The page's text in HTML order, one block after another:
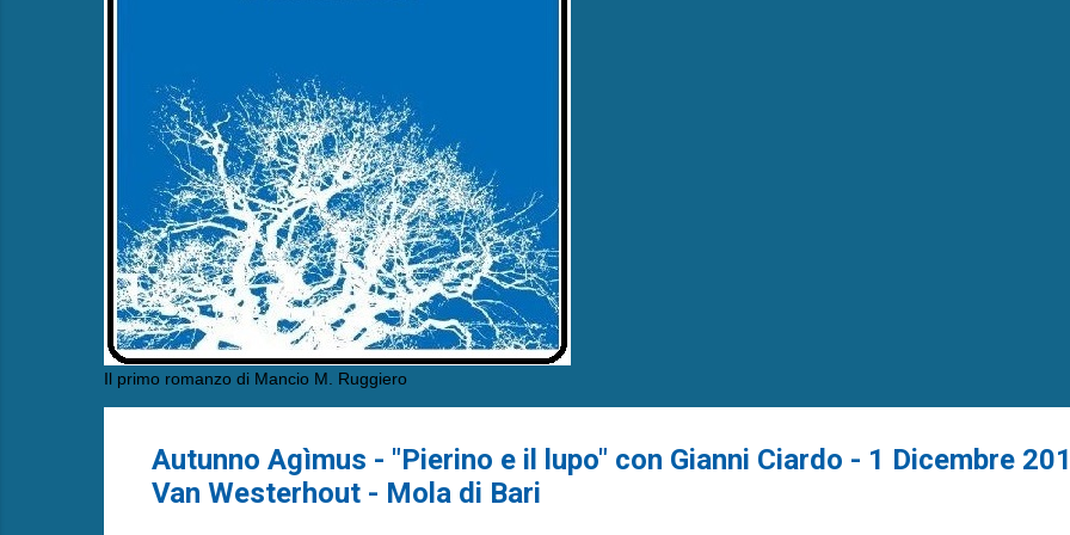
Il primo romanzo di Mancio M. Ruggiero
Autunno Agìmus - "Pierino e il lupo" con Gianni Ciardo - 1 Dicembre
Van Westerhout - Mola di Bari